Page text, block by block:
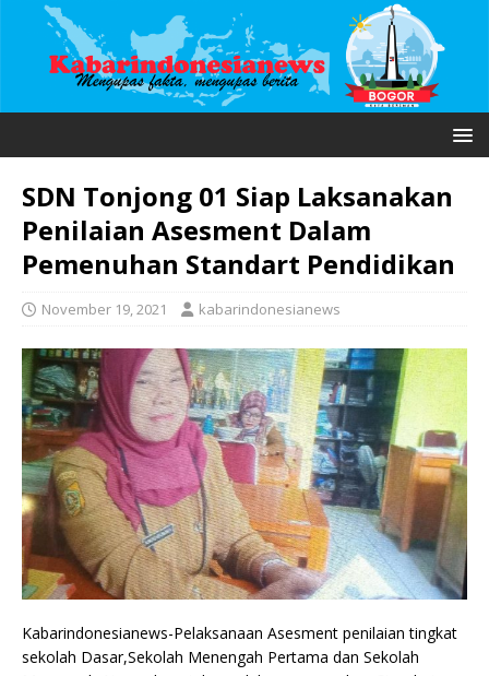
SDN Tonjong 01 Siap Laksanakan
Penilaian Asesment Dalam
Pemenuhan Standart Pendidikan
November 19, 2021 kabarindonesianews
Kabarindonesianews-Pelaksanaan Asesment penilaian tingkat
sekolah Dasar,Sekolah Menengah Pertama dan Sekolah